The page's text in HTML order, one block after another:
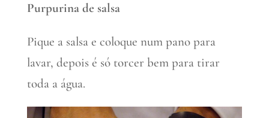
Purpurina de salsa
Pique a salsa e coloque num pano para
lavar, depois é só torcer bem para tirar
toda a água.